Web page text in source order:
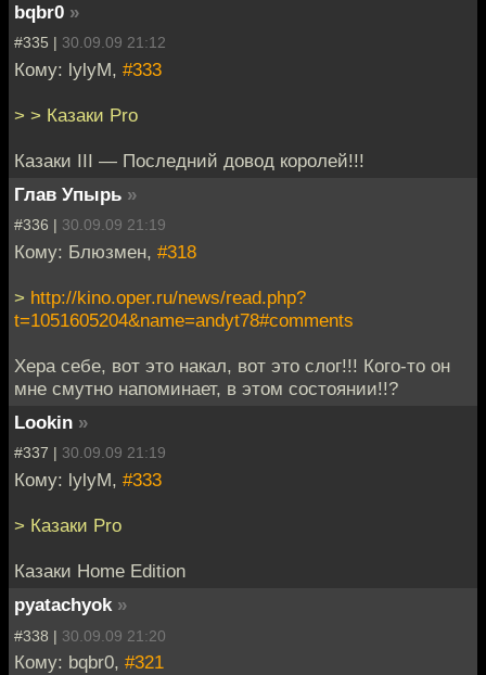
bqbr0 »
#335 | 30.09.09 21:12
Кому: lylyM, #333
> > Казаки Pro
Казаки III — Последний довод королей!!!
Глав Упырь »
#336 | 30.09.09 21:19
Кому: Блюзмен, #318
> http://kino.oper.ru/news/read.php?
t=1051605204&name=andyt78#comments
Хера себе, вот это накал, вот это слог!!! Кого-то он
мне смутно напоминает, в этом состоянии!!?
Lookin »
#337 | 30.09.09 21:19
Кому: lylyM, #333
> Казаки Pro
Казаки Home Edition
pyatachyok »
#338 | 30.09.09 21:20
Кому: bqbr0, #321